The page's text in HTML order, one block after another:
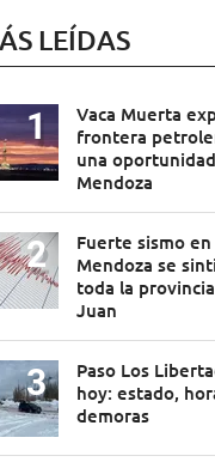
LEÍDAS
Vaca Muerta
frontera
una
Mendoza
Fuerte sismo en
Mendoza se
toda la
Juan
Paso Los
hoy: estado,
demoras